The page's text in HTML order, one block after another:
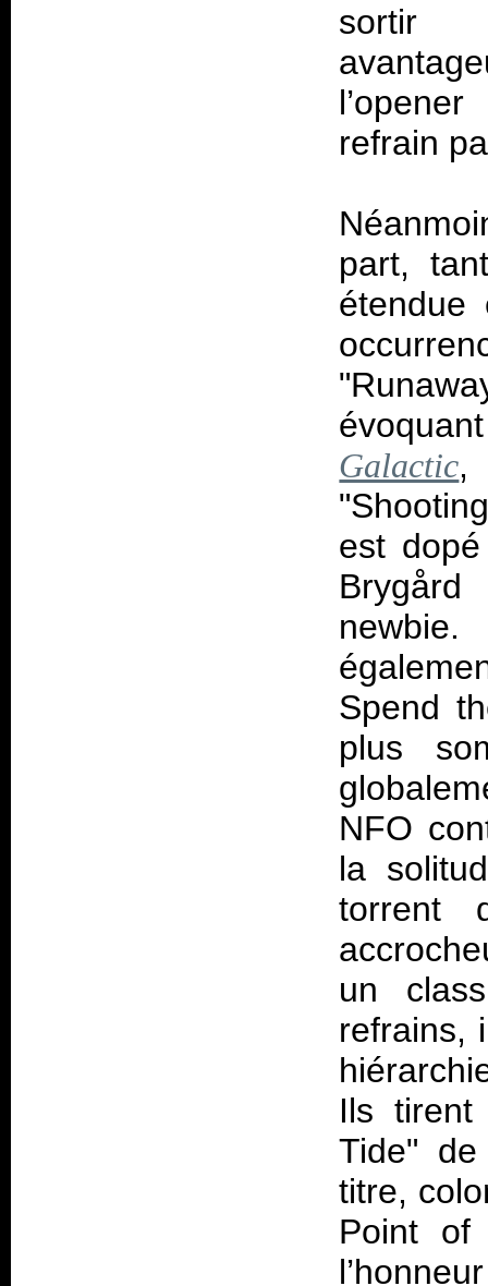
sortir
l’opener
refrain
part,
étendue
Galactic,
est
Spend
plus
NFO
la
torrent
un
refrains,
Ils
Tide"
titre,
Point